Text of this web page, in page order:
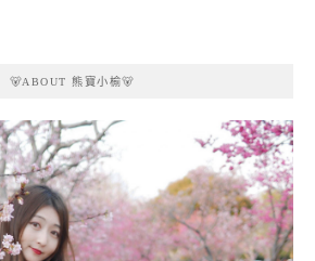
🐻ABOUT 熊寶小榆🐻